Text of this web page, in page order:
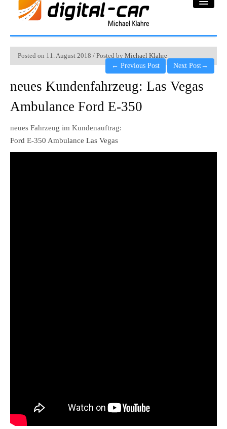
DC-Car® Bereich
Impressum
Posted on 11. August 2018 / Posted by Michael Klahre
← Previous Post Next Post→
neues Kundenfahrzeug: Las Vegas
Ambulance Ford E-350
neues Fahrzeug im Kundenauftrag:
Ford E-350 Ambulance Las Vegas